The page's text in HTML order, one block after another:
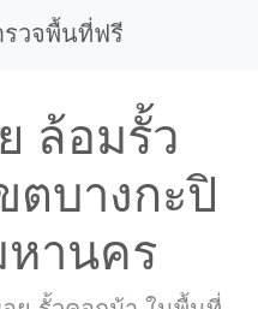
รวจพื้นที่ฟรี
ล้อมรั้ว
ตบางกะปิ
หานคร